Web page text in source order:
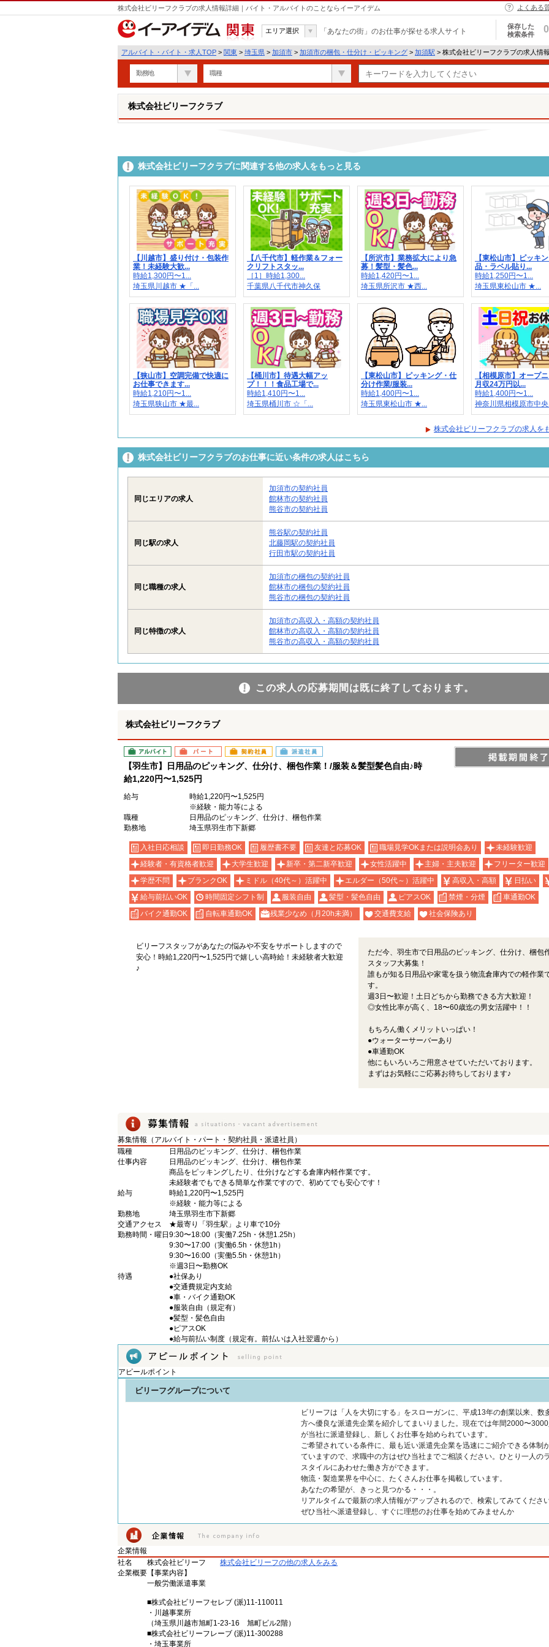
株式会社ビリーフクラブの求人情報詳細｜バイト・アルバイトのことならイーアイデム よくある
関東
エリア選択 「あなたの街」のお仕事が探せる求人サイト
保存した
検索条件
0
アルバイト・バイト・求人TOP > 関東 > 埼玉県 > 加須市 > 加須市の梱包・仕分け・ピッキング > 加須駅 > 株式会社ビリーフクラブの求人情
勤務地 職種
株式会社ビリーフクラブ
株式会社ビリーフクラブに関連する他の求人をもっと見る
【川越市】盛り付け・包装作
業！未経験大歓...
時給1,300円〜1...
埼玉県川越市 ★「...
【八千代市】軽作業＆フォー
クリフトスタッ...
［1］時給1,300...
千葉県八千代市神久保
【所沢市】業務拡大により急
募！髪型・髪色...
時給1,420円〜1...
埼玉県所沢市 ★西...
【東松山市】ピッキ
品・ラベル貼り...
時給1,250円〜1...
埼玉県東松山市 ★...
【狭山市】空調完備で快適に
お仕事できます...
時給1,210円〜1...
埼玉県狭山市 ★最...
【桶川市】待遇大幅アッ
プ！！！食品工場で...
時給1,410円〜1...
埼玉県桶川市 ☆「...
【東松山市】ピッキング・仕
分け作業/服装...
時給1,400円〜1...
埼玉県東松山市 ★...
【相模原市】オープニ
月収24万円以...
時給1,400円〜1...
神奈川県相模原市中
株式会社ビリーフクラブの求人を
株式会社ビリーフクラブのお仕事に近い条件の求人はこちら
同じエリアの求人
加須市の契約社員
館林市の契約社員
熊谷市の契約社員
同じ駅の求人
熊谷駅の契約社員
北藤岡駅の契約社員
行田市駅の契約社員
同じ職種の求人
加須市の梱包の契約社員
館林市の梱包の契約社員
熊谷市の梱包の契約社員
同じ特徴の求人
加須市の高収入・高額の契約社員
館林市の高収入・高額の契約社員
熊谷市の高収入・高額の契約社員
この求人の応募期間は既に終了しております。
株式会社ビリーフクラブ
アルバイト パート 契約社員 派遣社員
【羽生市】日用品のピッキング、仕分け、梱包作業！/服装＆髪型髪色自由♪時
給1,220円〜1,525円
給与
時給1,220円〜1,525円
※経験・能力等による
職種
日用品のピッキング、仕分け、梱包作業
勤務地
埼玉県羽生市下新郷
入社日応相談 即日勤務OK 履歴書不要 友達と応募OK 職場見学OKまたは説明会あり
未経験歓迎
経験者・有資格者歓迎
大学生歓迎 新卒・第二新卒歓迎 女性活躍中 主婦・主夫歓迎
フリーター歓迎
学歴不問
ブランクOK ミドル（40代～）活躍中 エルダー（50代～）活躍中 高収入・高額 日払い
給与前払いOK
時間固定シフト制 服装自由 髪型・髪色自由 ピアスOK 禁煙・分煙
車通勤OK
バイク通勤OK
自転車通勤OK 残業少なめ（月20h未満） 交通費支給 社会保険あり
ビリーフスタッフがあなたの悩みや不安をサポートしますので
安心！時給1,220円〜1,525円で嬉しい高時給！未経験者大歓迎
♪
ただ今、羽生市で日用品のピッキング、仕分け、梱包
スタッフ大募集！
誰もが知る日用品や家電を扱う物流倉庫内での軽作業
す。
週3日〜歓迎！土日どちから勤務できる方大歓迎！
◎女性比率が高く、18〜60歳迄の男女活躍中！！
もちろん働くメリットいっぱい！
●ウォーターサーバーあり
●車通勤OK
他にもいろいろご用意させていただいております。
まずはお気軽にご応募お待ちしております♪
募集情報（アルバイト・パート・契約社員・派遣社員）
職種
日用品のピッキング、仕分け、梱包作業
仕事内容
日用品のピッキング、仕分け、梱包作業
商品をピッキングしたり、仕分けなどする倉庫内軽作業です。
未経験者でもできる簡単な作業ですので、初めてでも安心です！
給与
時給1,220円〜1,525円
※経験・能力等による
勤務地
埼玉県羽生市下新郷
交通アクセス
★最寄り「羽生駅」より車で10分
勤務時間・曜日 9:30〜18:00（実働7.25h・休憩1.25h）
9:30〜17:00（実働6.5h・休憩1h）
9:30〜16:00（実働5.5h・休憩1h）
※週3日〜勤務OK
待遇
●社保あり
●交通費規定内支給
●車・バイク通勤OK
●服装自由（規定有）
●髪型・髪色自由
●ピアスOK
●給与前払い制度（規定有。前払いは入社翌週から）
アピールポイント
ビリーフグループについて
ビリーフは「人を大切にする」をスローガンに、平成13年の創業以来、数
方へ優良な派遣先企業を紹介してまいりました。現在では年間2000〜
が当社に派遣登録し、新しくお仕事を始められています。
ご希望されている条件に、最も近い派遣先企業を迅速にご紹介できる体制
ていますので、求職中の方はぜひ当社までご相談ください。ひとり一人の
スタイルにあわせた働き方ができます。
物流・製造業界を中心に、たくさんお仕事を掲載しています。
あなたの希望が、きっと見つかる・・・。
リアルタイムで最新の求人情報がアップされるので、検索してみてください
ぜひ当社へ派遣登録し、すぐに理想のお仕事を始めてみませんか
企業情報
社名
株式会社ビリーフ
株式会社ビリーフの他の求人をみる
企業概要 【事業内容】
一般労働派遣事業
■株式会社ビリーフセレブ (派)11-110011
・川越事業所
（埼玉県川越市旭町1-23-16 旭町ビル2階）
■株式会社ビリーフレーブ (派)11-300288
・埼玉事業所